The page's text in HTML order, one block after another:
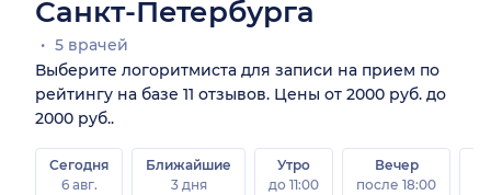
Санкт-Петербурга
5 врачей
Выберите логоритмиста для записи на прием по
рейтингу на базе 11 отзывов. Цены от 2000 руб. до
2000 руб..
Сегодня
6 авг.
Ближайшие
3 дня
Утро
до 11:00
Вечер
после 18:00